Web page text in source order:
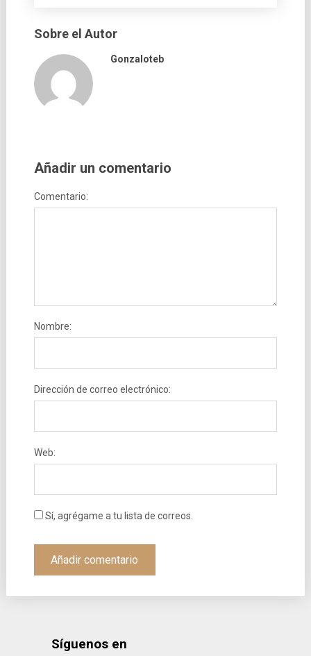
Sobre el Autor
Gonzaloteb
Añadir un comentario
Comentario:
Nombre:
Dirección de correo electrónico:
Web:
Sí, agrégame a tu lista de correos.
Síguenos en